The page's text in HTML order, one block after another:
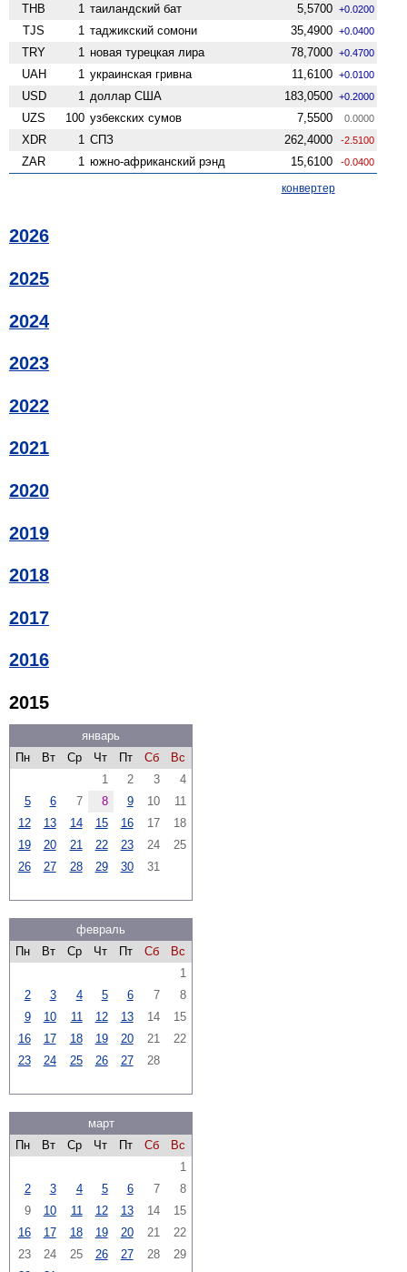
THB 1 таиландский бат 5,5700 +0.0200
TJS 1 таджикский сомони 35,4900 +0.0400
TRY 1 новая турецкая лира 78,7000 +0.4700
UAH 1 украинская гривна 11,6100 +0.0100
USD 1 доллар США 183,0500 +0.2000
UZS 100 узбекских сумов 7,5500 0.0000
XDR 1 СПЗ 262,4000 -2.5100
ZAR 1 южно-африканский рэнд 15,6100 -0.0400
конвертер
2026
2025
2024
2023
2022
2021
2020
2019
2018
2017
2016
2015
январь
Пн
Вт Ср Чт Пт Сб
Вс
1
2 3
4
5
6 7 8 9 10
11
12
13 14 15 16 17
18
19
20 21 22 23 24
25
26
27 28 29 30 31
февраль
Пн
Вт Ср Чт Пт Сб
Вс
1
2
3 4 5 6 7
8
9
10 11 12 13 14
15
16
17 18 19 20 21
22
23
24 25 26 27 28
март
Пн
Вт Ср Чт Пт Сб
Вс
1
2
3 4 5 6 7
8
9
10 11 12 13 14
15
16
17 18 19 20 21
22
23
24 25 26 27 28
29